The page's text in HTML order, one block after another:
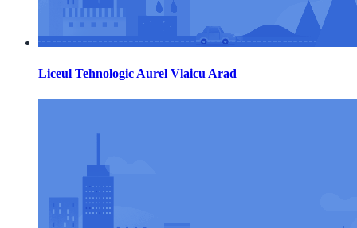
Liceul Tehnologic Aurel Vlaicu Arad